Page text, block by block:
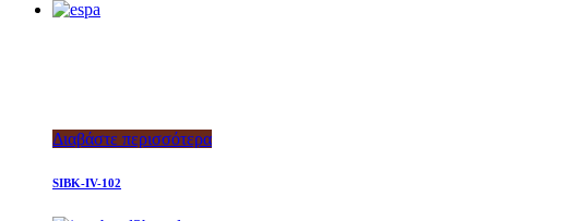
Διαβάστε περισσότερα
SIBK-IV-102